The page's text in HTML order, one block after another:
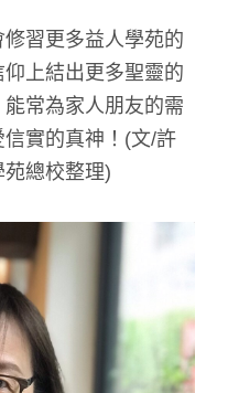
習更多益人學苑的
上結出更多聖靈的
常為家人朋友的需
實的真神！(文/許
總校整理)